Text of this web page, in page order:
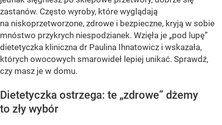
zastanów. Często wyroby, które wyglądają
na niskoprzetworzone, zdrowe i bezpieczne, kryją w sobie
mnóstwo przykrych niespodzianek. Wzięła je „pod lupę”
dietetyczka kliniczna dr Paulina Ihnatowicz i wskazała,
których owocowych smarowideł lepiej unikać. Sprawdź,
czy masz je w domu.
Dietetyczka ostrzega: te „zdrowe” dżemy
to zły wybór